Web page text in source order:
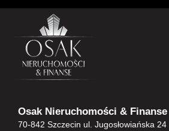
Osak Nieruchomości & Finanse
70-842 Szczecin ul. Jugosłowiańska 24